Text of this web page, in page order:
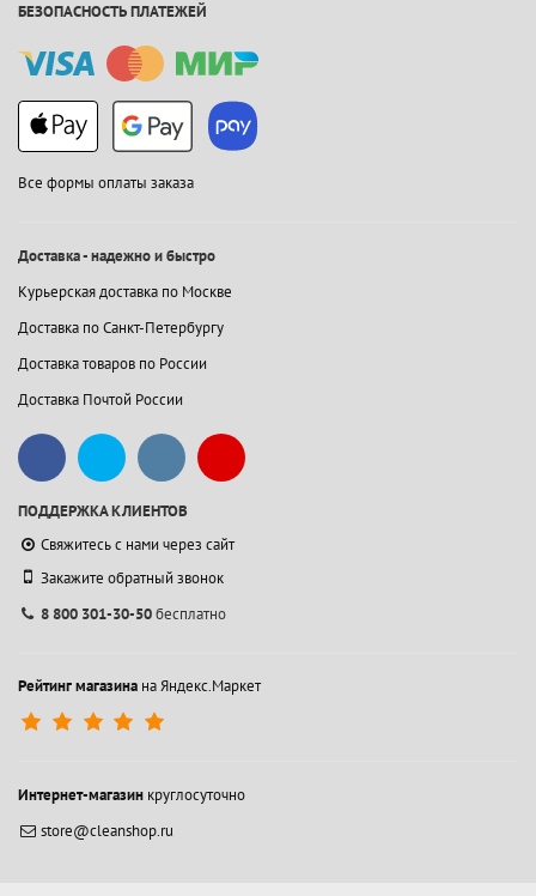
БЕЗОПАСНОСТЬ ПЛАТЕЖЕЙ
Все формы оплаты заказа
Доставка - надежно и быстро
Курьерская доставка по Москве
Доставка по Санкт-Петербургу
Доставка товаров по России
Доставка Почтой России
ПОДДЕРЖКА КЛИЕНТОВ
Свяжитесь с нами через сайт
Закажите обратный звонок
8 800 301-30-50бесплатно
Рейтинг магазина на Яндекс.Маркет
Интернет-магазин круглосуточно
store@cleanshop.ru